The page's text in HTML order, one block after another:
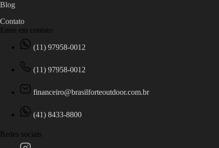
Blog
Contato
Entre em contato
(11) 97958-0012
(11) 97958-0012
financeiro@brasilforteoutdoor.com.br
(41) 8433-8800
Redes sociais